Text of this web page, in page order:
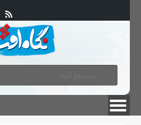
آگهی